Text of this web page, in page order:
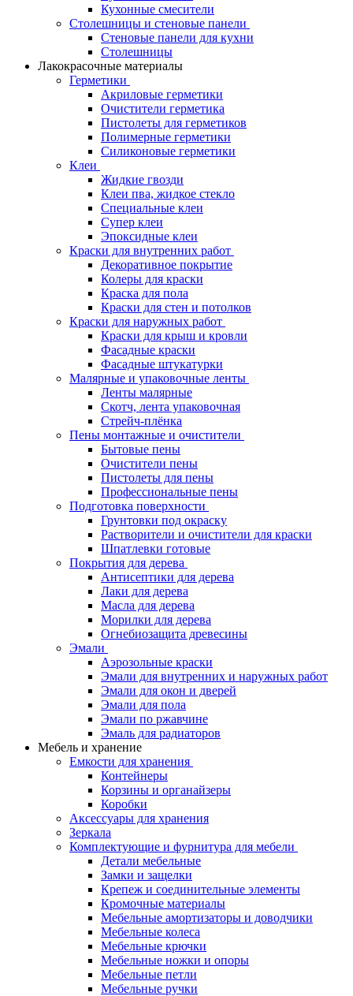
Кухонные смесители
Столешницы и стеновые панели
Стеновые панели для кухни
Столешницы
Лакокрасочные материалы
Герметики
Акриловые герметики
Очистители герметика
Пистолеты для герметиков
Полимерные герметики
Силиконовые герметики
Клеи
Жидкие гвозди
Клеи пва, жидкое стекло
Специальные клеи
Супер клеи
Эпоксидные клеи
Краски для внутренних работ
Декоративное покрытие
Колеры для краски
Краска для пола
Краски для стен и потолков
Краски для наружных работ
Краски для крыш и кровли
Фасадные краски
Фасадные штукатурки
Малярные и упаковочные ленты
Ленты малярные
Скотч, лента упаковочная
Стрейч-плёнка
Пены монтажные и очистители
Бытовые пены
Очистители пены
Пистолеты для пены
Профессиональные пены
Подготовка поверхности
Грунтовки под окраску
Растворители и очистители для краски
Шпатлевки готовые
Покрытия для дерева
Антисептики для дерева
Лаки для дерева
Масла для дерева
Морилки для дерева
Огнебиозащита древесины
Эмали
Аэрозольные краски
Эмали для внутренних и наружных работ
Эмали для окон и дверей
Эмали для пола
Эмали по ржавчине
Эмаль для радиаторов
Мебель и хранение
Емкости для хранения
Контейнеры
Корзины и органайзеры
Коробки
Аксессуары для хранения
Зеркала
Комплектующие и фурнитура для мебели
Детали мебельные
Замки и защелки
Крепеж и соединительные элементы
Кромочные материалы
Мебельные амортизаторы и доводчики
Мебельные колеса
Мебельные крючки
Мебельные ножки и опоры
Мебельные петли
Мебельные ручки